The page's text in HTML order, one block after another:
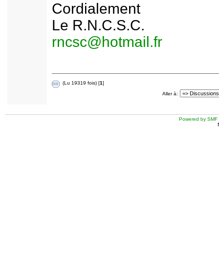
Cordialement
Le R.N.C.S.C.
rncsc@hotmail.fr
(Lu 19319 fois) [1]
Aller à:
Powered by SMF